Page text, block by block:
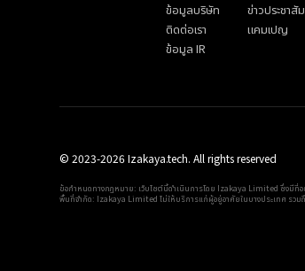
ข้อมูลบริษัท
ติดต่อเรา
ข้อมูล IR
ข่าวประชา
แคมเปญ
© 2023-2026 Izakaya.tech. All rights reserved
ข้อกำหนดทางกฎหมาย: เว็บไซต์นี้ดำเนินการโดย Izakaya Limited ซึ่งมี
พื้นที่จำกัด: Izakaya Limited ไม่ให้บริการแก่ผู้อยู่อาศัยในบางประเทศ รวมถึ